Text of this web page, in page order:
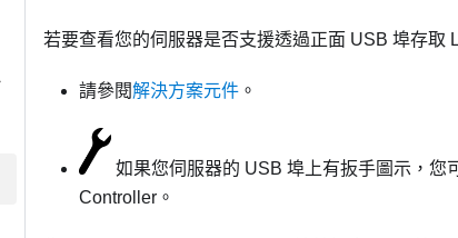
若要查看您的伺服器是否支援透過正面 USB 埠存取
請參閱解決方案元件 。
如果您伺服器的 USB 埠上有扳手圖示，您
Controller 。